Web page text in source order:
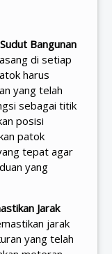
Bangunan
di setiap
harus
yang telah
sebagai titik
posisi
patok
tepat agar
yang
Jarak
jarak
yang telah